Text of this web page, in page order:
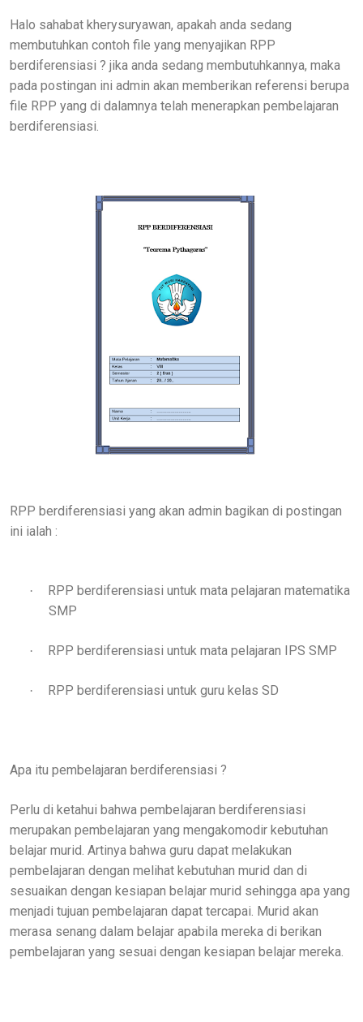
Halo sahabat kherysuryawan, apakah anda sedang
membutuhkan contoh file yang menyajikan RPP
berdiferensiasi ? jika anda sedang membutuhkannya, maka
pada postingan ini admin akan memberikan referensi berupa
file RPP yang di dalamnya telah menerapkan pembelajaran
berdiferensiasi.
RPP berdiferensiasi yang akan admin bagikan di postingan
ini ialah :
·
RPP berdiferensiasi untuk mata pelajaran matematika
SMP
· RPP berdiferensiasi untuk mata pelajaran IPS SMP
· RPP berdiferensiasi untuk guru kelas SD
Apa itu pembelajaran berdiferensiasi ?
Perlu di ketahui bahwa pembelajaran berdiferensiasi
merupakan pembelajaran yang mengakomodir kebutuhan
belajar murid. Artinya bahwa guru dapat melakukan
pembelajaran dengan melihat kebutuhan murid dan di
sesuaikan dengan kesiapan belajar murid sehingga apa yang
menjadi tujuan pembelajaran dapat tercapai. Murid akan
merasa senang dalam belajar apabila mereka di berikan
pembelajaran yang sesuai dengan kesiapan belajar mereka.